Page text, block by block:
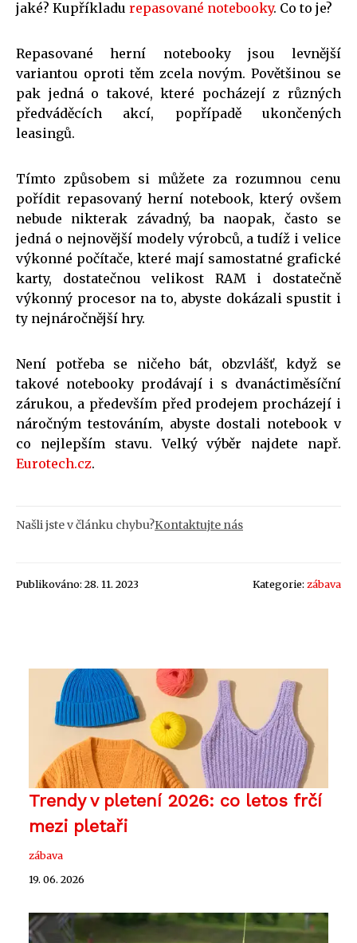
jaké? Kupříkladu repasované notebooky. Co to je?
Repasované herní notebooky jsou levnější
variantou oproti těm zcela novým. Povětšinou se
pak jedná o takové, které pocházejí z různých
předváděcích akcí, popřípadě ukončených
leasingů.
Tímto způsobem si můžete za rozumnou cenu
pořídit repasovaný herní notebook, který ovšem
nebude nikterak závadný, ba naopak, často se
jedná o nejnovější modely výrobců, a tudíž i velice
výkonné počítače, které mají samostatné grafické
karty, dostatečnou velikost RAM i dostatečně
výkonný procesor na to, abyste dokázali spustit i
ty nejnáročnější hry.
Není potřeba se ničeho bát, obzvlášť, když se
takové notebooky prodávají i s dvanáctiměsíční
zárukou, a především před prodejem procházejí i
náročným testováním, abyste dostali notebook v
co nejlepším stavu. Velký výběr najdete např.
Eurotech.cz.
Našli jste v článku chybu?Kontaktujte nás
Publikováno: 28. 11. 2023 Kategorie: zábava
Trendy v pletení 2026: co letos frčí
mezi pletaři
zábava
19. 06. 2026